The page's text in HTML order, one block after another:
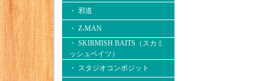
・ 邪道
・ Z-MAN
・ SKIRMISH BAITS（スカミ
ッシュベイツ）
・ スタジオコンポジット